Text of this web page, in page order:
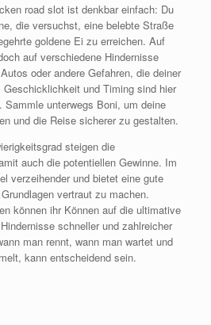
road slot ist denkbar einfach: Du
die versuchst, eine belebte Straße
goldene Ei zu erreichen. Auf
auf verschiedene Hindernisse
oder andere Gefahren, die deiner
und Timing sind hier
unterwegs Boni, um deine
und die Reise sicherer zu gestalten.
steigen die
auch die potentiellen Gewinne. Im
verzeihender und bietet eine gute
vertraut zu machen.
können ihr Können auf die ultimative
schneller und zahlreicher
man rennt, wann man wartet und
kann entscheidend sein.